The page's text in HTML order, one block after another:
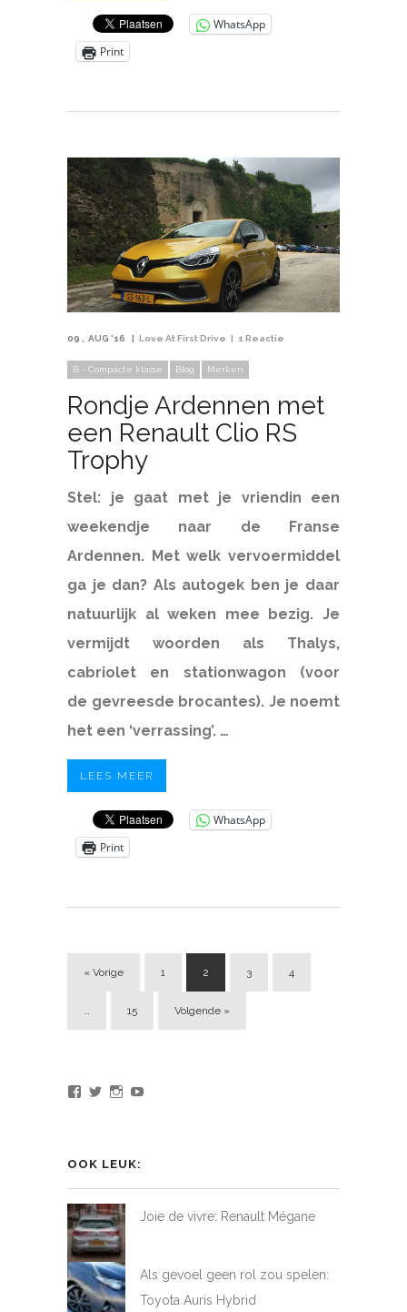
WhatsApp
Print
09 AUG '16 Love At First Drive 1 Reactie
B - Compacte klasse Blog Merken
Rondje Ardennen met
een Renault Clio RS
Trophy
Stel: je gaat met je vriendin een
weekendje naar de Franse
Ardennen. Met welk vervoermiddel
ga je dan? Als autogek ben je daar
natuurlijk al weken mee bezig. Je
vermijdt woorden als Thalys,
cabriolet en stationwagon (voor
de gevreesde brocantes). Je noemt
het een ‘verrassing’. …
LEES MEER
WhatsApp
Print
« Vorige 1 2 3 4
15 Volgende »
Bekijk
op
Bekijk
op
Bekijk
op
OOK LEUK:
Joie de vivre: Renault Mégane
Als gevoel geen rol zou spelen:
Toyota Auris Hybrid